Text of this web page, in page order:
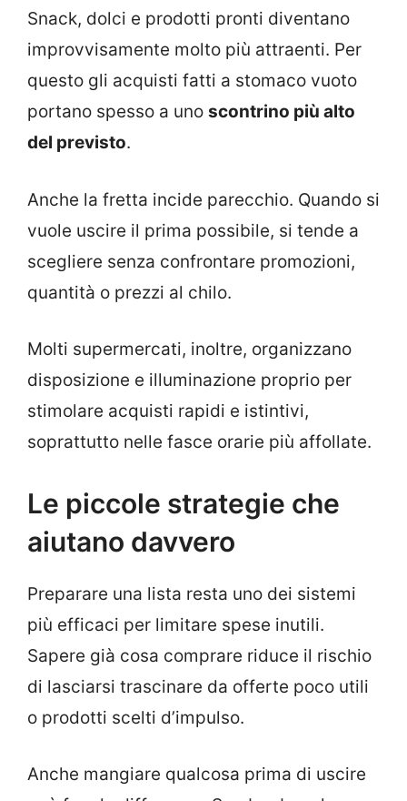
Snack, dolci e prodotti pronti diventano
improvvisamente molto più attraenti. Per
questo gli acquisti fatti a stomaco vuoto
portano spesso a uno scontrino più alto
del previsto.
Anche la fretta incide parecchio. Quando si
vuole uscire il prima possibile, si tende a
scegliere senza confrontare promozioni,
quantità o prezzi al chilo.
Molti supermercati, inoltre, organizzano
disposizione e illuminazione proprio per
stimolare acquisti rapidi e istintivi,
soprattutto nelle fasce orarie più affollate.
Le piccole strategie che
aiutano davvero
Preparare una lista resta uno dei sistemi
più efficaci per limitare spese inutili.
Sapere già cosa comprare riduce il rischio
di lasciarsi trascinare da offerte poco utili
o prodotti scelti d’impulso.
Anche mangiare qualcosa prima di uscire